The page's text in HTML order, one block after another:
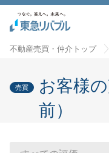
不動産売買・仲介トップ
売買
お客様
前）